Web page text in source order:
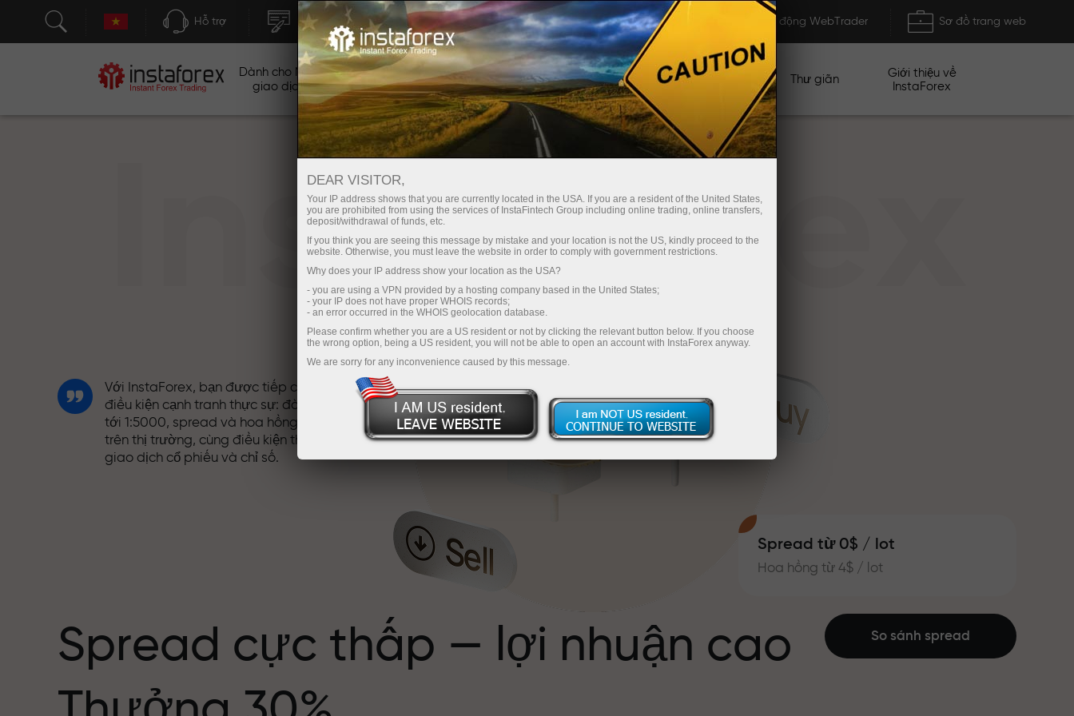
Hỗ trợ Mở tài khoản ngay lập tức Tải nền tảng giao dịch Metatrader Khởi động WebTrader Sơ đồ trang web
Dành cho Nhà
giao dịch
Cho người mới
bắt đầu
Dành cho nhà
đầu tư
Dành cho đối tác Các chiến dịch Thư giãn
Giới thiệu về
InstaForex
InstaForex
Spread từ 0$ / lot
Hoa hồng từ 4$ / lot
Với InstaForex, bạn được tiếp cận những
điều kiện cạnh tranh thực sự: đòn bẩy lên
tới 1:5000, spread và hoa hồng tốt nhất
trên thị trường, cùng điều kiện thuận lợi để
giao dịch cổ phiếu và chỉ số.
dịch có cùng giá trị. Aleš Loprais mang
tinh thần quyết tâm và kỷ luật vào thế giới
Spread cực thấp — lợi nhuận cao
So sánh spread
DEAR VISITOR,
Your IP address shows that you are currently located in the USA. If you are a resident of the United States,
you are prohibited from using the services of InstaFintech Group including online trading, online transfers,
deposit/withdrawal of funds, etc.
If you think you are seeing this message by mistake and your location is not the US, kindly proceed to the
website. Otherwise, you must leave the website in order to comply with government restrictions.
Why does your IP address show your location as the USA?
- you are using a VPN provided by a hosting company based in the United States;
- your IP does not have proper WHOIS records;
- an error occurred in the WHOIS geolocation database.
Please confirm whether you are a US resident or not by clicking the relevant button below. If you choose
the wrong option, being a US resident, you will not be able to open an account with InstaForex anyway.
We are sorry for any inconvenience caused by this message.